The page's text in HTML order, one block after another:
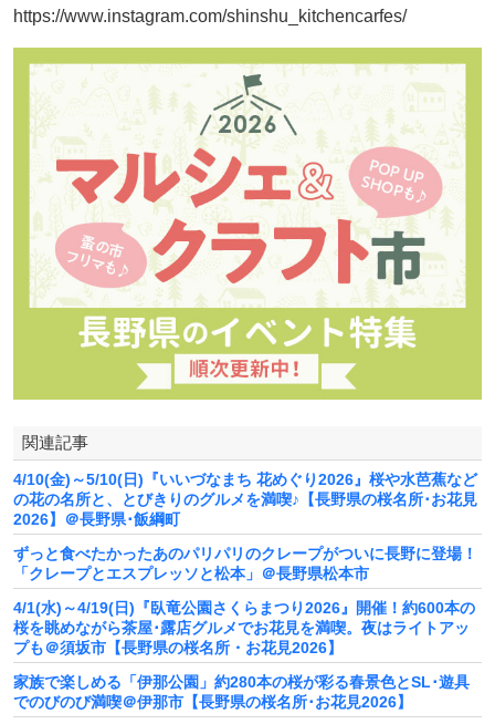
https://www.instagram.com/shinshu_kitchencarfes/
関連記事
4/10(金)～5/10(日)『いいづなまち 花めぐり2026』桜や水芭蕉など
の花の名所と、とびきりのグルメを満喫♪【長野県の桜名所･お花見
2026】＠長野県･飯綱町
ずっと食べたかったあのパリパリのクレープがついに長野に登場！
「クレープとエスプレッソと松本」＠長野県松本市
4/1(水)～4/19(日)『臥竜公園さくらまつり2026』開催！約600本の
桜を眺めながら茶屋･露店グルメでお花見を満喫。夜はライトアッ
プも＠須坂市【長野県の桜名所・お花見2026】
家族で楽しめる「伊那公園」約280本の桜が彩る春景色とSL･遊具
でのびのび満喫＠伊那市【長野県の桜名所･お花見2026】